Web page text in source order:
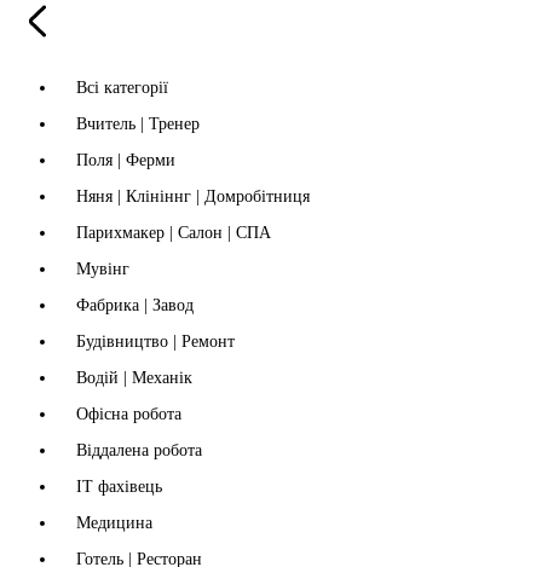
Всі категорії
Вчитель | Тренер
Поля | Ферми
Няня | Клініннг | Домробітниця
Парихмакер | Салон | СПА
Мувінг
Фабрика | Завод
Будівництво | Ремонт
Водій | Механік
Офісна робота
Віддалена робота
IT фахівець
Медицина
Готель | Ресторан